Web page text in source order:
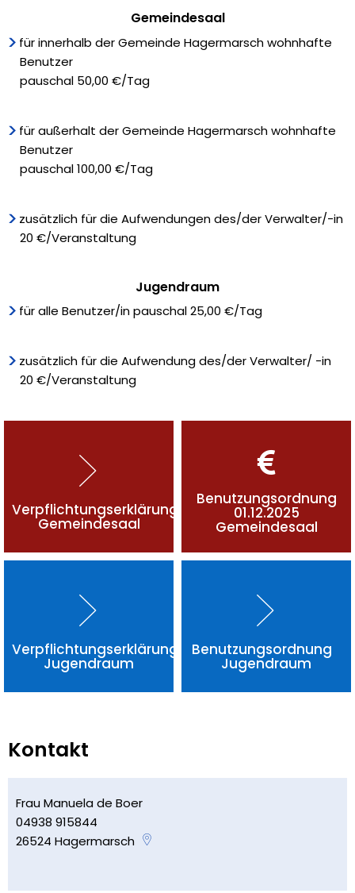
Gemeindesaal
für innerhalb der Gemeinde Hagermarsch wohnhafte
Benutzer
pauschal 50,00 €/Tag
für außerhalt der Gemeinde Hagermarsch wohnhafte
Benutzer
pauschal 100,00 €/Tag
zusätzlich für die Aufwendungen des/der Verwalter/-in
20 €/Veranstaltung
Jugendraum
für alle Benutzer/in pauschal 25,00 €/Tag
zusätzlich für die Aufwendung des/der Verwalter/ -in
20 €/Veranstaltung
Verpflichtungserklärung
Gemeindesaal
Benutzungsordnung
01.12.2025
Gemeindesaal
Verpflichtungserklärung
Jugendraum
Benutzungsordnung
Jugendraum
Kontakt
Frau Manuela de Boer
04938 915844
26524 Hagermarsch